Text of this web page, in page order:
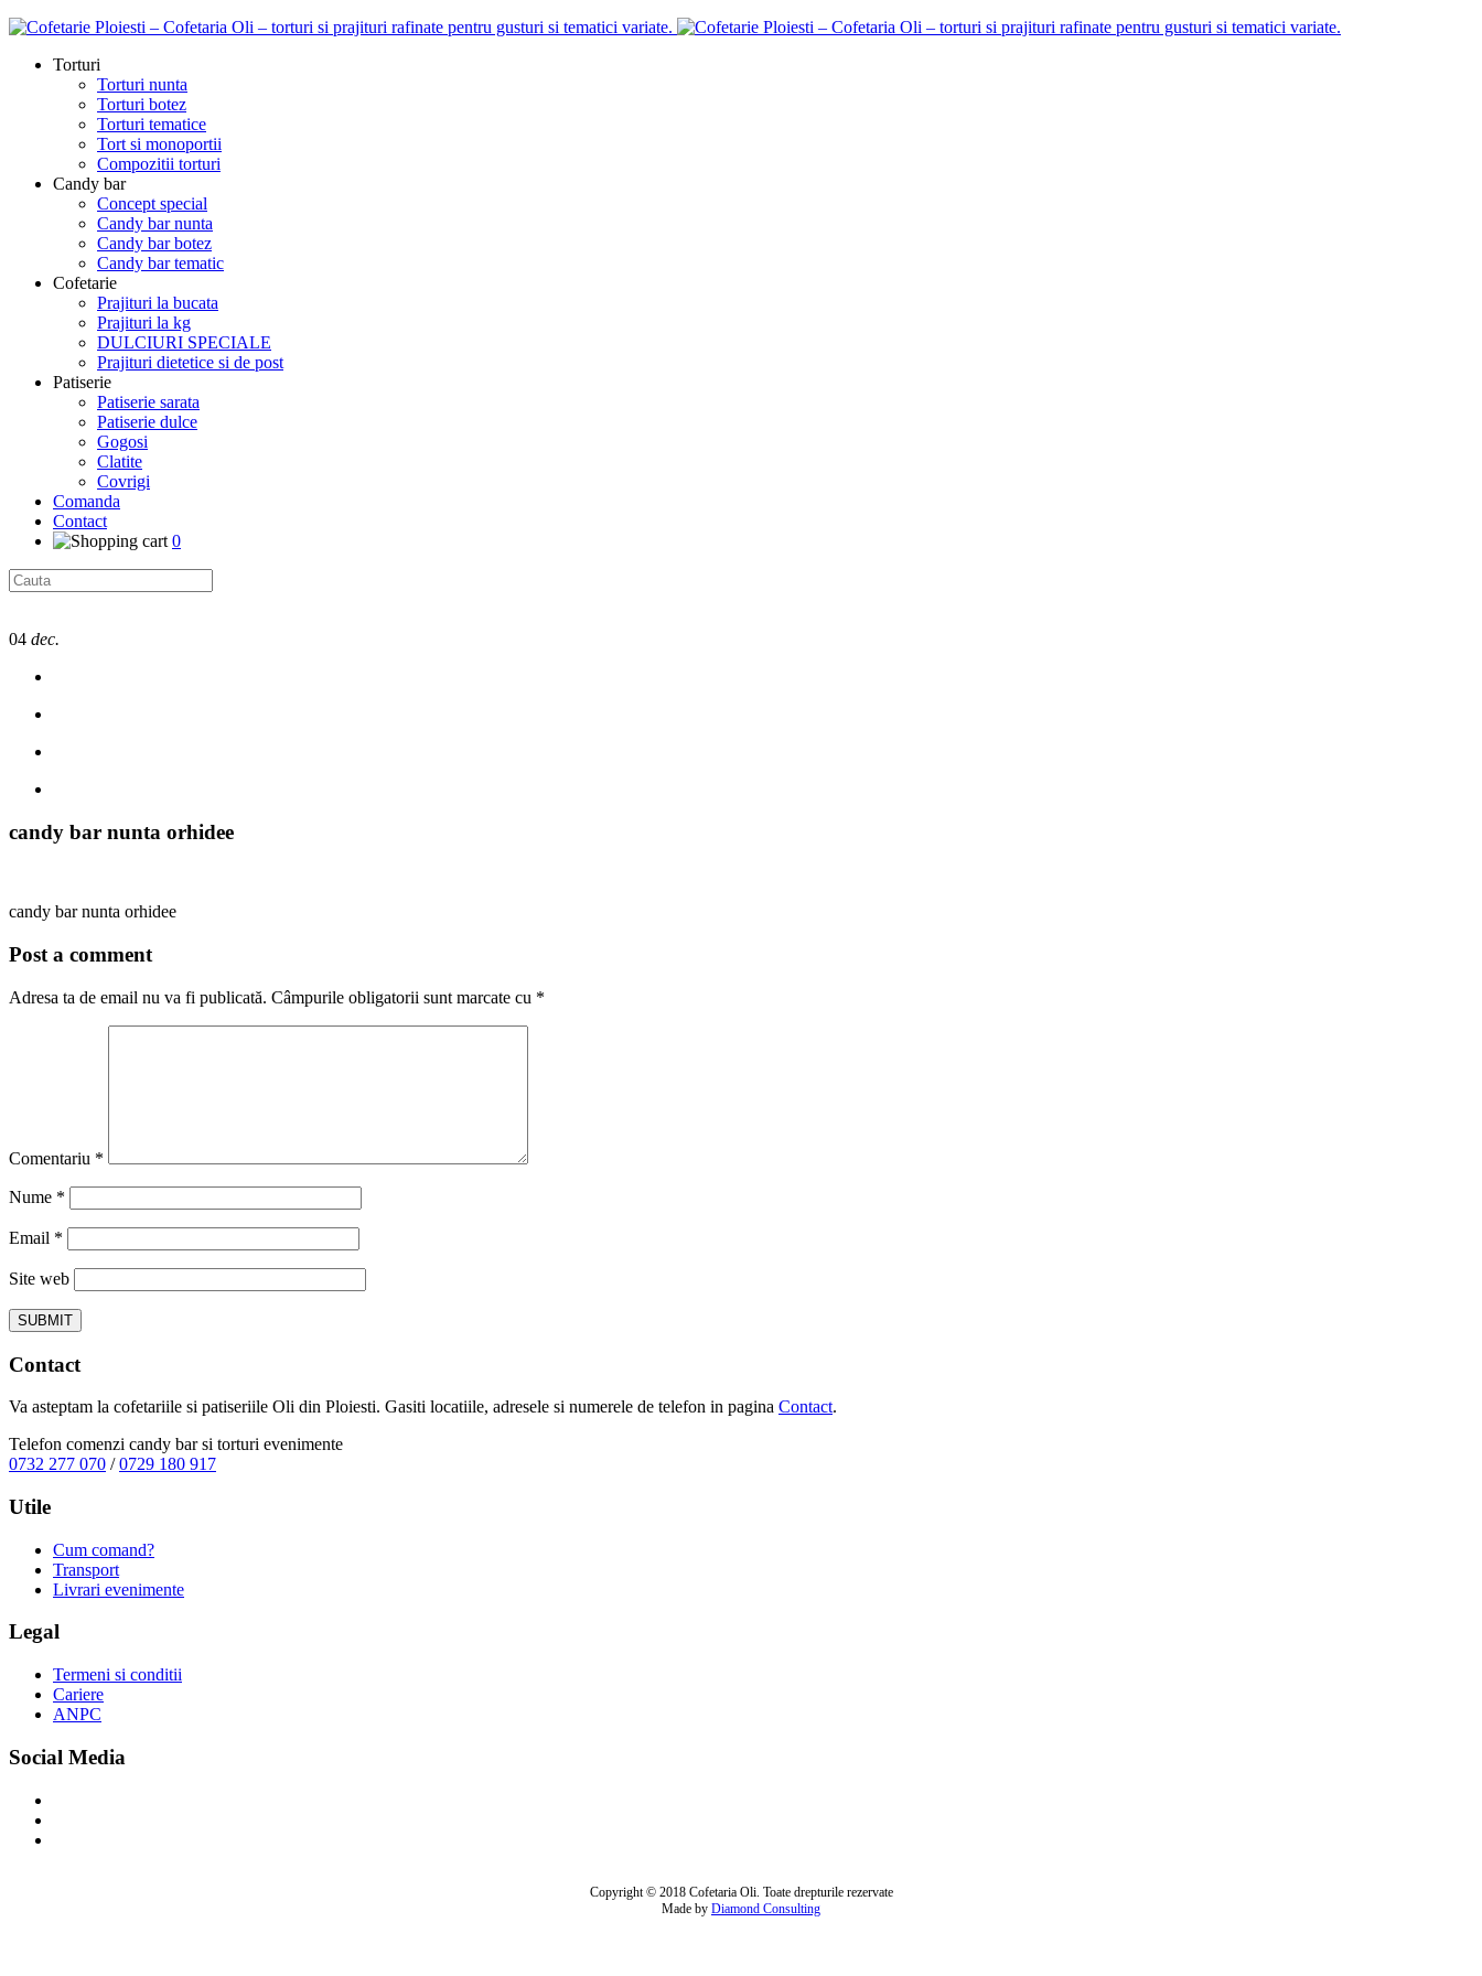
Torturi
Torturi nunta
Torturi botez
Torturi tematice
Tort si monoportii
Compozitii torturi
Candy bar
Concept special
Candy bar nunta
Candy bar botez
Candy bar tematic
Cofetarie
Prajituri la bucata
Prajituri la kg
DULCIURI SPECIALE
Prajituri dietetice si de post
Patiserie
Patiserie sarata
Patiserie dulce
Gogosi
Clatite
Covrigi
Comanda
Contact
0
04 dec.
candy bar nunta orhidee
candy bar nunta orhidee
Post a comment
Adresa ta de email nu va fi publicată. Câmpurile obligatorii sunt marcate cu *
Comentariu *
Nume *
Email *
Site web
Contact
Va asteptam la cofetariile si patiseriile Oli din Ploiesti. Gasiti locatiile, adresele si numerele de telefon in pagina Contact.
Telefon comenzi candy bar si torturi evenimente
0732 277 070 /0729 180 917
Utile
Cum comand?
Transport
Livrari evenimente
Legal
Termeni si conditii
Cariere
ANPC
Social Media
Copyright © 2018 Cofetaria Oli. Toate drepturile rezervate
Made by Diamond Consulting